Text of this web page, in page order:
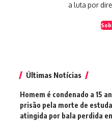
a luta por
Últimas Notícias
Homem é condenado a 15
prisão pela morte de
atingida por bala perdida